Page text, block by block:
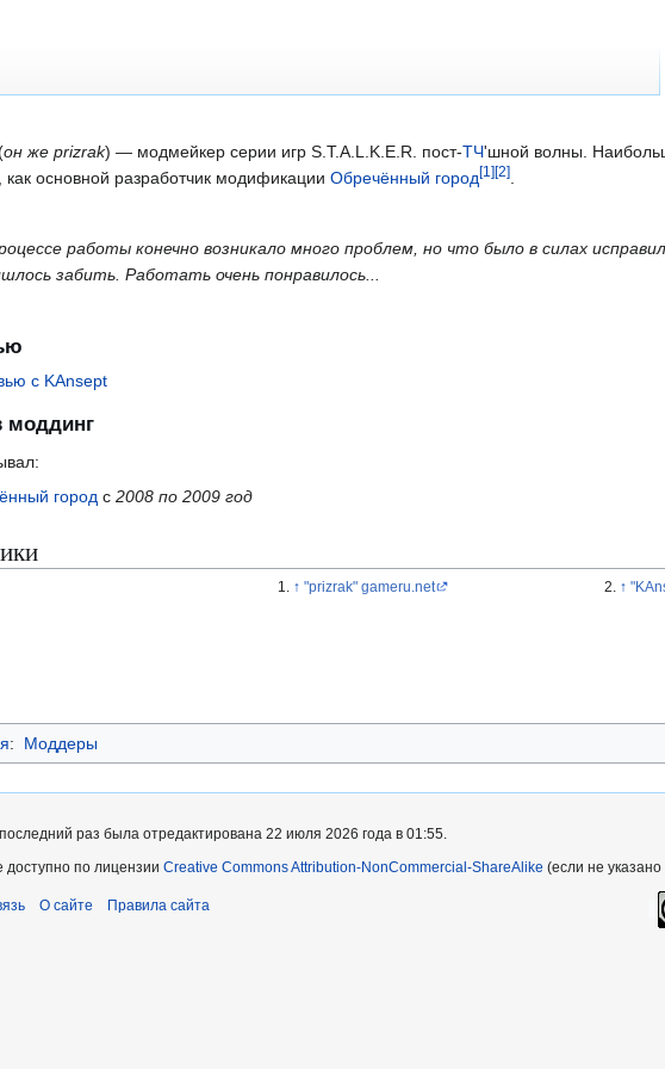
он же prizrak) — модмейкер серии игр S.T.A.L.K.E.R. пост-ТЧ'шной волны.
как основной разработчик модификации Обречённый город[1][2].
работы конечно возникало много проблем, но что было в силах
забить. Работать очень понравилось...
с KAnsept
моддинг
город c2008 по 2009 год
↑ "prizrak" gameru.net ↑
: Моддеры
раз была отредактирована 22 июля 2026 года в 01:55.
по лицензии Creative Commons Attribution-NonCommercial-ShareAlike (если не
О сайте Правила сайта